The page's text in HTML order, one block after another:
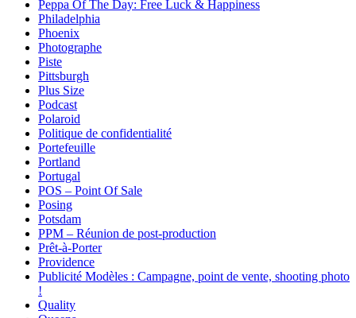
Peppa Of The Day: Free Luck & Happiness
Philadelphia
Phoenix
Photographe
Piste
Pittsburgh
Plus Size
Podcast
Polaroid
Politique de confidentialité
Portefeuille
Portland
Portugal
POS – Point Of Sale
Posing
Potsdam
PPM – Réunion de post-production
Prêt-à-Porter
Providence
Publicité Modèles : Campagne, point de vente, shooting photo
!
Quality